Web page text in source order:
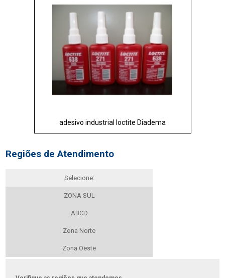
adesivo industrial loctite Diadema
Regiões de Atendimento
Selecione:
ZONA SUL
ABCD
Zona Norte
Zona Oeste